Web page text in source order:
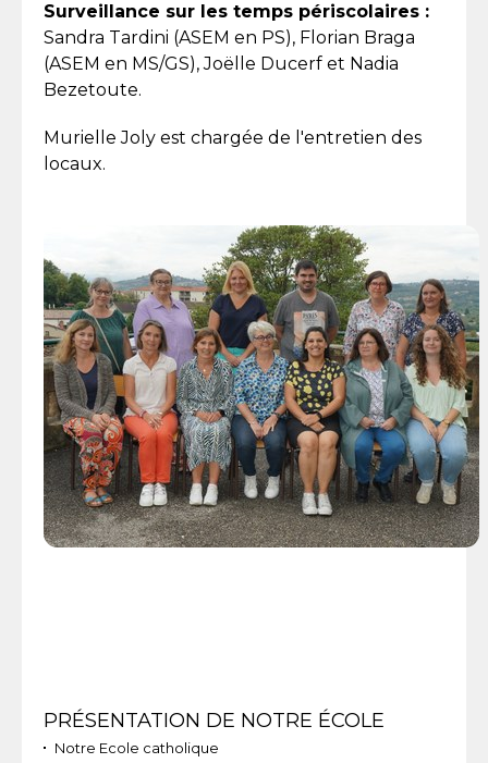
Surveillance sur les temps périscolaires :
Sandra Tardini (ASEM en PS), Florian Braga
(ASEM en MS/GS), Joëlle Ducerf et Nadia
Bezetoute.
Murielle Joly est chargée de l'entretien des
locaux.
Navigation
PRÉSENTATION DE NOTRE ÉCOLE
Notre Ecole catholique